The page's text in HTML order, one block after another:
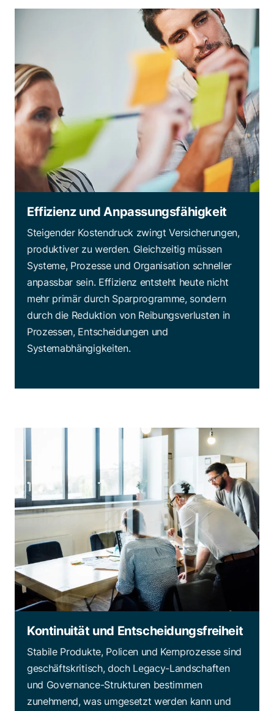
Effizienz und Anpassungsfähigkeit
Steigender Kostendruck zwingt Versicherungen,
produktiver zu werden. Gleichzeitig müssen
Systeme, Prozesse und Organisation schneller
anpassbar sein. Effizienz entsteht heute nicht
mehr primär durch Sparprogramme, sondern
durch die Reduktion von Reibungsverlusten in
Prozessen, Entscheidungen und
Systemabhängigkeiten.
Kontinuität und Entscheidungsfreiheit
Stabile Produkte, Policen und Kernprozesse sind
geschäftskritisch, doch Legacy-Landschaften
und Governance-Strukturen bestimmen
zunehmend, was umgesetzt werden kann und